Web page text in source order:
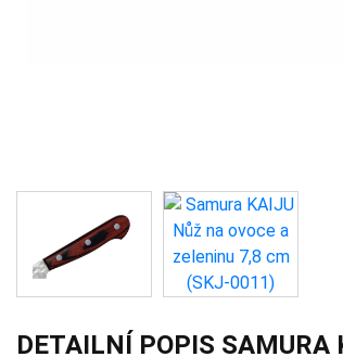
DETAILNÍ POPIS SAMURA